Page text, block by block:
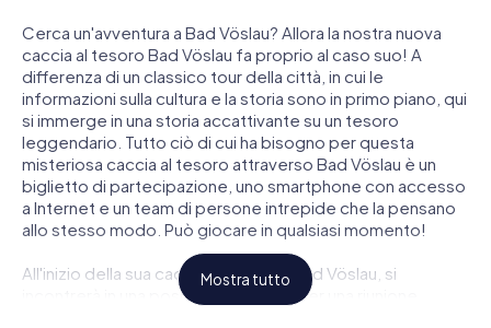
Cerca un'avventura a Bad Vöslau? Allora la nostra nuova
caccia al tesoro Bad Vöslau fa proprio al caso suo! A
differenza di un classico tour della città, in cui le
informazioni sulla cultura e la storia sono in primo piano, qui
si immerge in una storia accattivante su un tesoro
leggendario. Tutto ciò di cui ha bisogno per questa
misteriosa caccia al tesoro attraverso Bad Vöslau è un
biglietto di partecipazione, uno smartphone con accesso
a Internet e un team di persone intrepide che la pensano
allo stesso modo. Può giocare in qualsiasi momento!
All'inizio della sua caccia al tesoro a Bad Vöslau, si
incontrerà in una posizione centrale per una riunione
Mostra tutto